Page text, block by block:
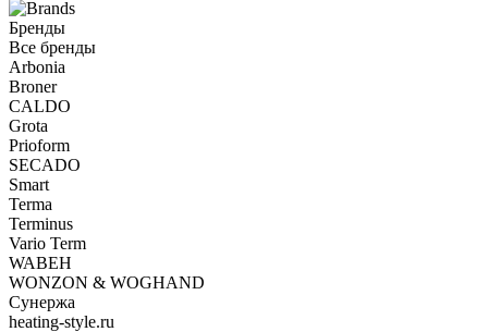
Бренды
Все бренды
Arbonia
Broner
CALDO
Grota
Prioform
SECADO
Smart
Terma
Terminus
Vario Term
WABEH
WONZON & WOGHAND
Сунержа
heating-style.ru